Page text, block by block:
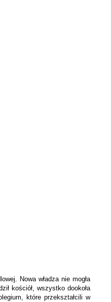
Nowa władza nie mogła
kościół, wszystko dookoła
które przekształcili w